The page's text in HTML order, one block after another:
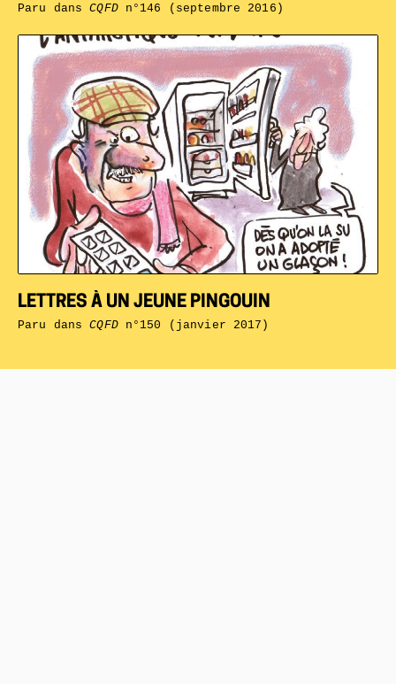
LETTRES À UN JEUNE PINGOUIN
Paru dansCQFDn°150 (janvier 2017)
Paru dansCQFDn°146 (septembre 2016)